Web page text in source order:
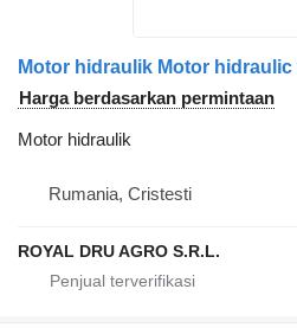
Harga berdasarkan permintaan
Motor hidraulik
Rumania, Cristesti
ROYAL DRU AGRO S.R.L.